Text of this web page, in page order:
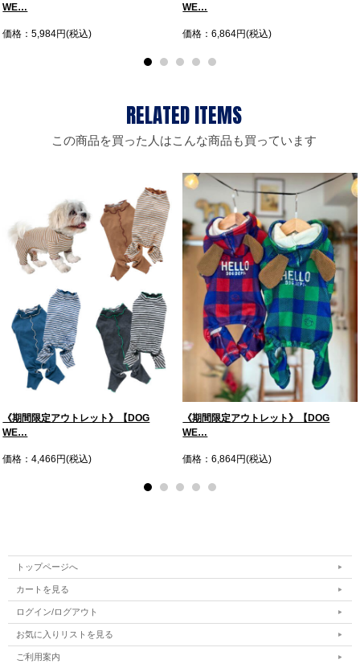
WE…
価格：5,984円(税込)
WE…
価格：6,864円(税込)
この商品を買った人はこんな商品も買っています
《期間限定アウトレット》【DOG
WE…
価格：4,466円(税込)
《期間限定アウトレット》【DOG
WE…
価格：6,864円(税込)
トップページへ
カートを見る
ログイン/ログアウト
お気に入りリストを見る
ご利用案内